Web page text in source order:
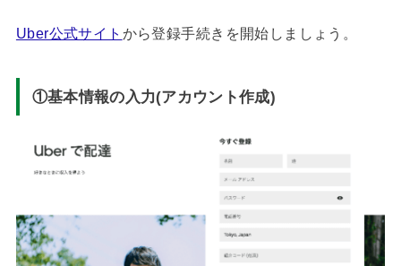
Uber公式サイト から登録手続きを開始しましょう。
①基本情報の入力(アカウント作成)